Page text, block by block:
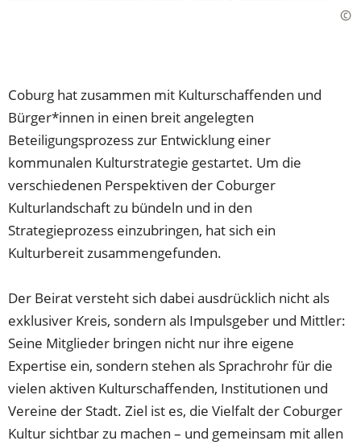
Coburg hat zusammen mit Kulturschaffenden und
Bürger*innen in einen breit angelegten
Beteiligungsprozess zur Entwicklung einer
kommunalen Kulturstrategie gestartet. Um die
verschiedenen Perspektiven der Coburger
Kulturlandschaft zu bündeln und in den
Strategieprozess einzubringen, hat sich ein
Kulturbereit zusammengefunden.
Der Beirat versteht sich dabei ausdrücklich nicht als
exklusiver Kreis, sondern als Impulsgeber und Mittler:
Seine Mitglieder bringen nicht nur ihre eigene
Expertise ein, sondern stehen als Sprachrohr für die
vielen aktiven Kulturschaffenden, Institutionen und
Vereine der Stadt. Ziel ist es, die Vielfalt der Coburger
Kultur sichtbar zu machen – und gemeinsam mit allen